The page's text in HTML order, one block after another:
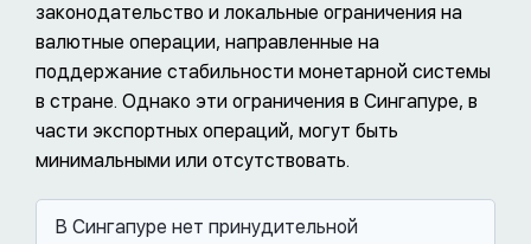
законодательство и локальные ограничения на
валютные операции, направленные на
поддержание стабильности монетарной системы
в стране. Однако эти ограничения в Сингапуре, в
части экспортных операций, могут быть
минимальными или отсутствовать.
В Сингапуре нет принудительной